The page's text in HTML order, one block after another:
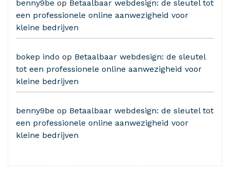
benny9be op Betaalbaar webdesign: de sleutel tot
een professionele online aanwezigheid voor
kleine bedrijven
bokep indo op Betaalbaar webdesign: de sleutel
tot een professionele online aanwezigheid voor
kleine bedrijven
benny9be op Betaalbaar webdesign: de sleutel tot
een professionele online aanwezigheid voor
kleine bedrijven